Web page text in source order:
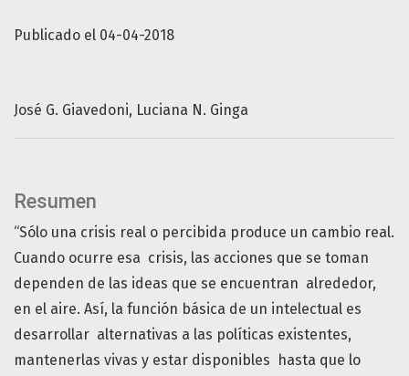
Publicado el 04-04-2018
José G. Giavedoni Luciana N. Ginga
Resumen
“Sólo una crisis real o percibida produce un cambio real.
Cuando ocurre esa crisis, las acciones que se toman
dependen de las ideas que se encuentran alrededor,
en el aire. Así, la función básica de un intelectual es
desarrollar alternativas a las políticas existentes,
mantenerlas vivas y estar disponibles hasta que lo